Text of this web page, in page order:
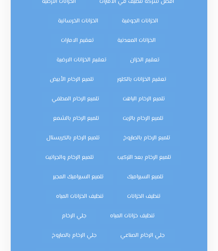
الخزانات الجوفية الخزانات الخرسانية
الخزانات المعدنية تعقيم الامارات
تعقيم الخزان تعقيم الخزانات الارضية
تعقيم الخزانات بالكلور تلميع الرخام الأبيض
تلميع الرخام الباهت تلميع الرخام المطفي
تلميع الرخام بالزيت تلميع الرخام بالشمع
تلميع الرخام بالصاروخ تلميع الرخام بالكريستال
تلميع الرخام بعد التركيب تلميع الرخام والجرانيت
تلميع السيراميك تلميع السيراميك المجير
تنظيف الخزانات تنظيف الخزانات المياه
تنظيف خزانات المياه جلي الرخام
جلي الرخام الصناعي جلي الرخام بالصاروخ